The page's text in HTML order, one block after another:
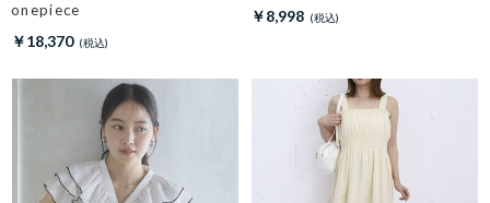
onepiece
￥18,370
￥8,998